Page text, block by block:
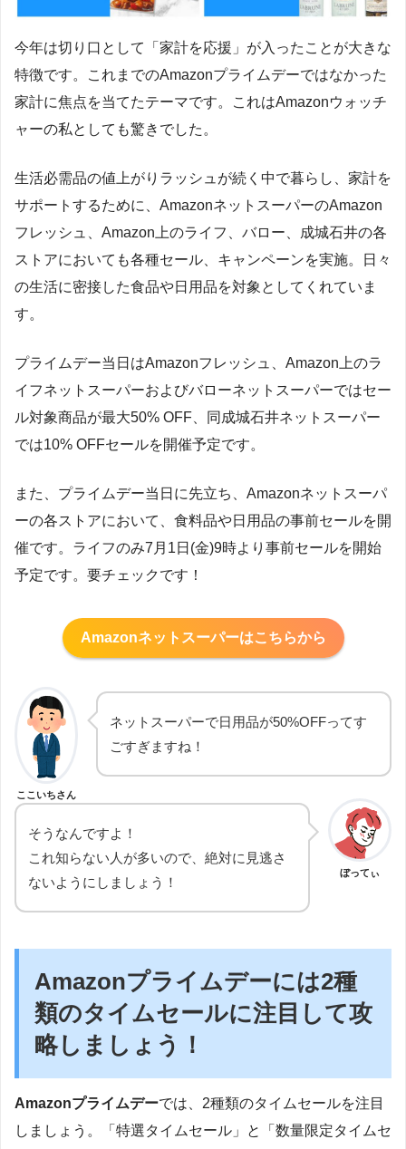
今年は切り口として「家計を応援」が入ったことが大きな
特徴です。これまでのAmazonプライムデーではなかった
家計に焦点を当てたテーマです。これはAmazonウォッチ
ャーの私としても驚きでした。
生活必需品の値上がりラッシュが続く中で暮らし、家計を
サポートするために、AmazonネットスーパーのAmazon
フレッシュ、Amazon上のライフ、バロー、成城石井の各
ストアにおいても各種セール、キャンペーンを実施。日々
の生活に密接した食品や日用品を対象としてくれていま
す。
プライムデー当日はAmazonフレッシュ、Amazon上のラ
イフネットスーパーおよびバローネットスーパーではセー
ル対象商品が最大50% OFF、同成城石井ネットスーパー
では10% OFFセールを開催予定です。
また、プライムデー当日に先立ち、Amazonネットスーパ
ーの各ストアにおいて、食料品や日用品の事前セールを開
催です。ライフのみ7月1日(金)9時より事前セールを開始
予定です。要チェックです！
Amazonネットスーパーはこちらから
ここいちさん
ネットスーパーで日用品が50%OFFってす
ごすぎますね！
ぼってぃ
そうなんですよ！
これ知らない人が多いので、絶対に見逃さ
ないようにしましょう！
Amazonプライムデーには2種
類のタイムセールに注目して攻
略しましょう！
Amazonプライムデーでは、2種類のタイムセールを注目
しましょう。「特選タイムセール」と「数量限定タイムセ